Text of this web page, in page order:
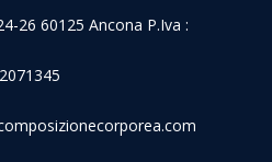
26 60125 Ancona P.Iva :